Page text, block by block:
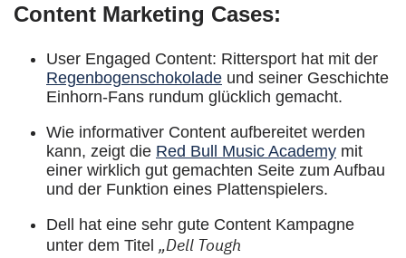
Content Marketing Cases:
User Engaged Content: Rittersport hat mit der
Regenbogenschokolade und seiner Geschichte
Einhorn-Fans rundum glücklich gemacht.
Wie informativer Content aufbereitet werden
kann, zeigt die Red Bull Music Academy mit
einer wirklich gut gemachten Seite zum Aufbau
und der Funktion eines Plattenspielers.
Dell hat eine sehr gute Content Kampagne
unter dem Titel „Dell Tough